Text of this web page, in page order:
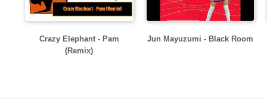
Crazy Elephant - Pam
(Remix)
Jun Mayuzumi - Black Room